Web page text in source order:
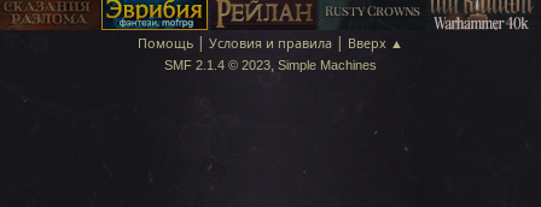
Помощь | Условия и правила | Вверх ▲
SMF 2.1.4 © 2023, Simple Machines